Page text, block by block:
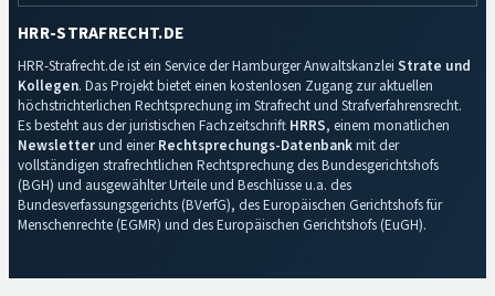
HRR-STRAFRECHT.DE
HRR-Strafrecht.de ist ein Service der Hamburger Anwaltskanzlei Strate und
Kollegen. Das Projekt bietet einen kostenlosen Zugang zur aktuellen
höchstrichterlichen Rechtsprechung im Strafrecht und Strafverfahrensrecht.
Es besteht aus der juristischen Fachzeitschrift HRRS, einem monatlichen
Newsletterund einerRechtsprechungs-Datenbankmit der
vollständigen strafrechtlichen Rechtsprechung des Bundesgerichtshofs
(BGH) und ausgewählter Urteile und Beschlüsse u.a. des
Bundesverfassungsgerichts (BVerfG), des Europäischen Gerichtshofs für
Menschenrechte (EGMR) und des Europäischen Gerichtshofs (EuGH).